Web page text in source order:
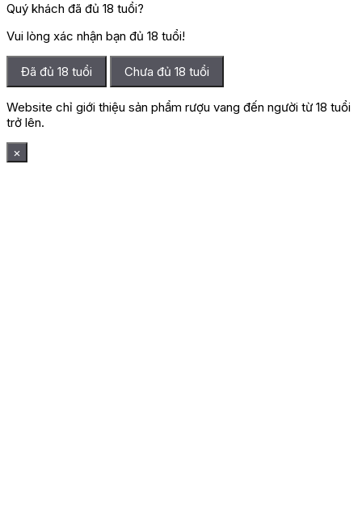
Quý khách đã đủ 18 tuổi?
Vui lòng xác nhận bạn đủ 18 tuổi!
Đã đủ 18 tuổi Chưa đủ 18 tuổi
Website chỉ giới thiệu sản phẩm rượu vang đến người từ 18 tuổi
trở lên.
×